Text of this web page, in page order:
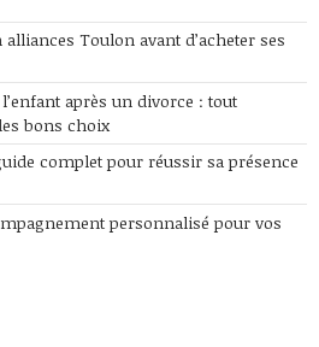
Toulon avant d’acheter ses
après un divorce : tout
bons choix
complet pour réussir sa présence
personnalisé pour vos